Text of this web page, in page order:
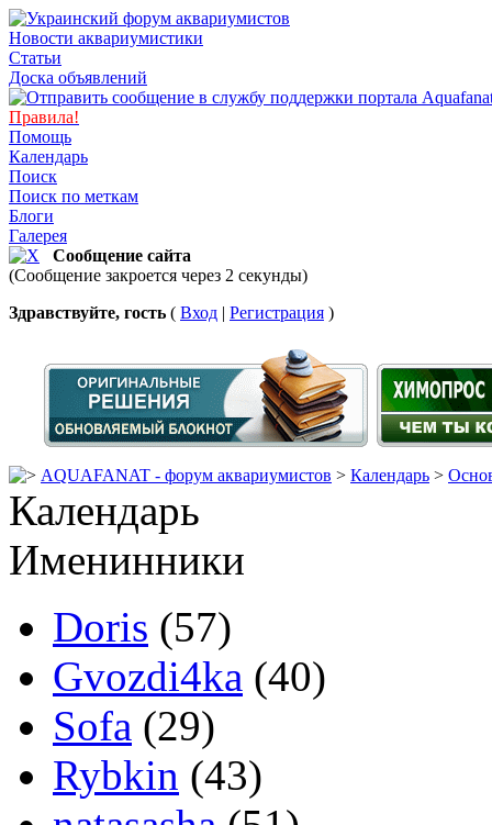
Новости аквариумистики
Статьи
Доска объявлений
Правила!
Помощь
Календарь
Поиск
Поиск по меткам
Блоги
Галерея
Сообщение сайта
(Сообщение закроется через 2 секунды)
Здравствуйте, гость ( Вход | Регистрация )
AQUAFANAT - форум аквариумистов > Календарь >
Календарь
Именинники
Doris (57)
Gvozdi4ka (40)
Sofa (29)
Rybkin (43)